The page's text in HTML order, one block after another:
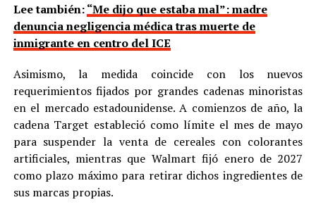
Lee también:“Me dijo que estaba mal”: madre
denuncia negligencia médica tras muerte de
inmigrante en centro del ICE
Asimismo, la medida coincide con los nuevos
requerimientos fijados por grandes cadenas minoristas
en el mercado estadounidense. A comienzos de año, la
cadena Target estableció como límite el mes de mayo
para suspender la venta de cereales con colorantes
artificiales, mientras que Walmart fijó enero de 2027
como plazo máximo para retirar dichos ingredientes de
sus marcas propias.